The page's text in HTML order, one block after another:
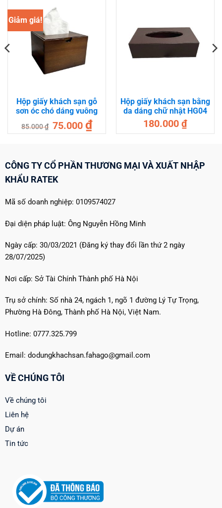
Giảm giá!
Hộp giấy khách sạn gỗ
sơn óc chó dáng vuông
85.000₫
Giá
gốc
là:
75.000 ₫Giá
hiện
tại
Hộp giấy khách sạn bằng
da dáng chữ nhật HG04
180.000 ₫
CÔNG TY CỔ PHẦN THƯƠNG MẠI VÀ XUẤT NHẬP
KHẨU RATEK
Mã số doanh nghiệp: 0109574027
Đại diện pháp luật: Ông Nguyễn Hồng Minh
Ngày cấp: 30/03/2021 (Đăng ký thay đổi lần thứ 2 ngày
28/07/2025)
Nơi cấp: Sở Tài Chính Thành phố Hà Nội
Trụ sở chính: Số nhà 24, ngách 1, ngõ 1 đường Lý Tự Trọng,
Phường Hà Đông, Thành phố Hà Nội, Việt Nam.
Hotline: 0777.325.799
Email: dodungkhachsan.fahago@gmail.com
VỀ CHÚNG TÔI
Về chúng tôi
Liên hệ
Dự án
Tin tức